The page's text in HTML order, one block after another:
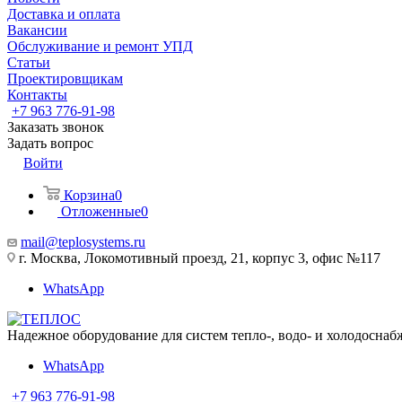
Доставка и оплата
Вакансии
Обслуживание и ремонт УПД
Статьи
Проектировщикам
Контакты
+7 963 776-91-98
Заказать звонок
Задать вопрос
Войти
Корзина0
Отложенные0
mail@teplosystems.ru
г. Москва, Локомотивный проезд, 21, корпус 3, офис №117
WhatsApp
Надежное оборудование для систем тепло-, водо- и
WhatsApp
+7 963 776-91-98